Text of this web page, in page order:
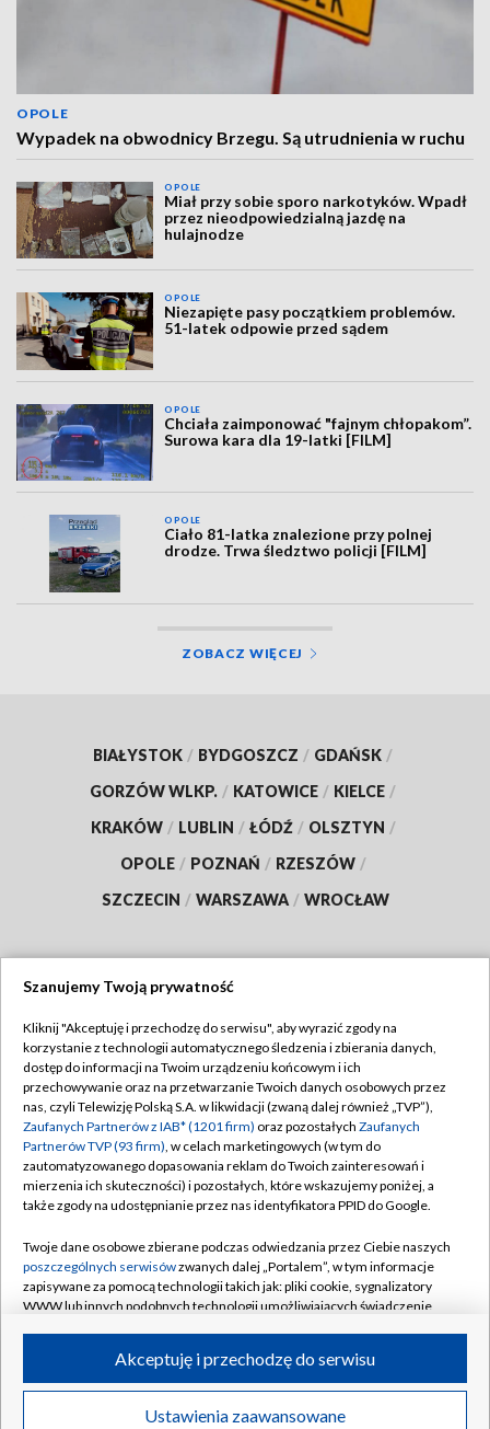
OPOLE
Wypadek na obwodnicy Brzegu. Są utrudnienia w ruchu
OPOLE
Miał przy sobie sporo narkotyków. Wpadł
przez nieodpowiedzialną jazdę na
hulajnodze
OPOLE
Niezapięte pasy początkiem problemów.
51-latek odpowie przed sądem
OPOLE
Chciała zaimponować "fajnym chłopakom”.
Surowa kara dla 19-latki [FILM]
OPOLE
Ciało 81-latka znalezione przy polnej
drodze. Trwa śledztwo policji [FILM]
ZOBACZ WIĘCEJ
BIAŁYSTOK / BYDGOSZCZ / GDAŃSK /
GORZÓW WLKP. / KATOWICE / KIELCE /
KRAKÓW / LUBLIN / ŁÓDŹ / OLSZTYN /
OPOLE / POZNAŃ / RZESZÓW /
SZCZECIN / WARSZAWA / WROCŁAW
TVP
Abonament TVP
Emisja w TVP
Centrum informacji TVP
Naziemna Telewizja Cyfrowa
Rada Programowa
System NOS
Informacje o nadawcy
Program dla prasy
Regulamin TVP
Polityka prywatności
Moje zgody
Pomoc
Kontakt
Kanały
©2026 Telewizja Polska S.A. w likwidacji
Szanujemy Twoją prywatność
Kliknij "Akceptuję i przechodzę do serwisu", aby wyrazić zgody na
korzystanie z technologii automatycznego śledzenia i zbierania danych,
dostęp do informacji na Twoim urządzeniu końcowym i ich
przechowywanie oraz na przetwarzanie Twoich danych osobowych przez
nas, czyli Telewizję Polską S.A. w likwidacji (zwaną dalej również „TVP”),
Zaufanych Partnerów z IAB* (1201 firm) oraz pozostałych Zaufanych
Partnerów TVP (93 firm), w celach marketingowych (w tym do
zautomatyzowanego dopasowania reklam do Twoich zainteresowań i
mierzenia ich skuteczności) i pozostałych, które wskazujemy poniżej, a
także zgody na udostępnianie przez nas identyfikatora PPID do Google.
Twoje dane osobowe zbierane podczas odwiedzania przez Ciebie naszych
poszczególnych serwisówzwanych dalej „Portalem”, w tym informacje
zapisywane za pomocą technologii takich jak: pliki cookie, sygnalizatory
WWW lub innych podobnych technologii umożliwiających świadczenie
ruchu w Internecie.
Twoje dane osobowe zbierane podczas odwiedzania przez Ciebie
Ustawienia zaawansowane
Akceptuję i przechodzę do serwisu